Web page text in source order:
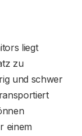
liegt
zu
und schwer
einem